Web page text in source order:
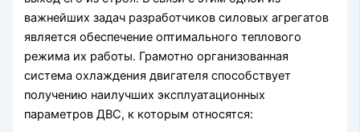
важнейших задач разработчиков силовых агрегатов
является обеспечение оптимального теплового
режима их работы. Грамотно организованная
система охлаждения двигателя способствует
получению наилучших эксплуатационных
параметров ДВС, к которым относятся: